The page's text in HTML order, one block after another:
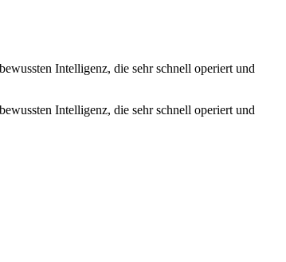
Intelligenz, die sehr schnell operiert und
Intelligenz, die sehr schnell operiert und